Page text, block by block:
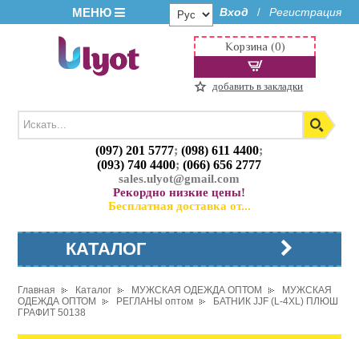
МЕНЮ Вход / Регистрация
(097) 201 5777;(098) 611 4400;
(093) 740 4400;(066) 656 2777
sales.ulyot@gmail.com
Рекордно низкие цены!
Бесплатная доставка от...
Корзина (0)
добавить в закладки
КАТАЛОГ
Главная Каталог МУЖСКАЯ ОДЕЖДА ОПТОМ
МУЖСКАЯ
ОДЕЖДА ОПТОМ
РЕГЛАНЫ оптом
БАТНИК JJF (L-4XL) ПЛЮШ
ГРАФИТ 50138